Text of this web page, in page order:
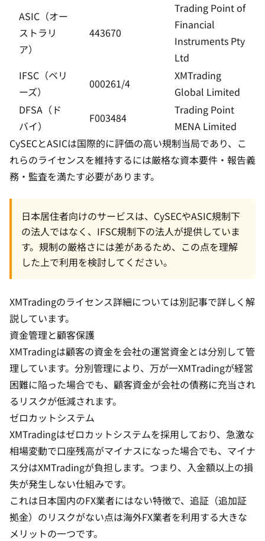
ASIC（オー
ストラリ
ア）
443670
Trading Point of
Financial
Instruments Pty
Ltd
IFSC（ベリ
ーズ）
000261/4
XMTrading
Global Limited
DFSA（ド
バイ）
F003484
Trading Point
MENA Limited
CySECとASICは国際的に評価の高い規制当局であり、こ
れらのライセンスを維持するには厳格な資本要件・報告義
務・監査を満たす必要があります。
日本居住者向けのサービスは、CySECやASIC規制下
の法人ではなく、IFSC規制下の法人が提供していま
す。規制の厳格さには差があるため、この点を理解
した上で利用を検討してください。
XMTradingのライセンス詳細については別記事で詳しく解
説しています。
資金管理と顧客保護
XMTradingは顧客の資金を会社の運営資金とは分別して管
理しています。分別管理により、万が一XMTradingが経営
困難に陥った場合でも、顧客資金が会社の債務に充当され
るリスクが低減されます。
ゼロカットシステム
XMTradingはゼロカットシステムを採用しており、急激な
相場変動で口座残高がマイナスになった場合でも、マイナ
ス分はXMTradingが負担します。つまり、入金額以上の損
失が発生しない仕組みです。
これは日本国内のFX業者にはない特徴で、追証（追加証
拠金）のリスクがない点は海外FX業者を利用する大きな
メリットの一つです。